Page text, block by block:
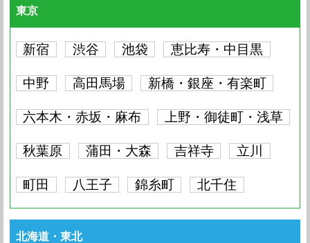
東京
新宿 渋谷 池袋 恵比寿・中目黒
中野 高田馬場 新橋・銀座・有楽町
六本木・赤坂・麻布 上野・御徒町・浅草
秋葉原 蒲田・大森 吉祥寺 立川
町田 八王子 錦糸町 北千住
北海道・東北